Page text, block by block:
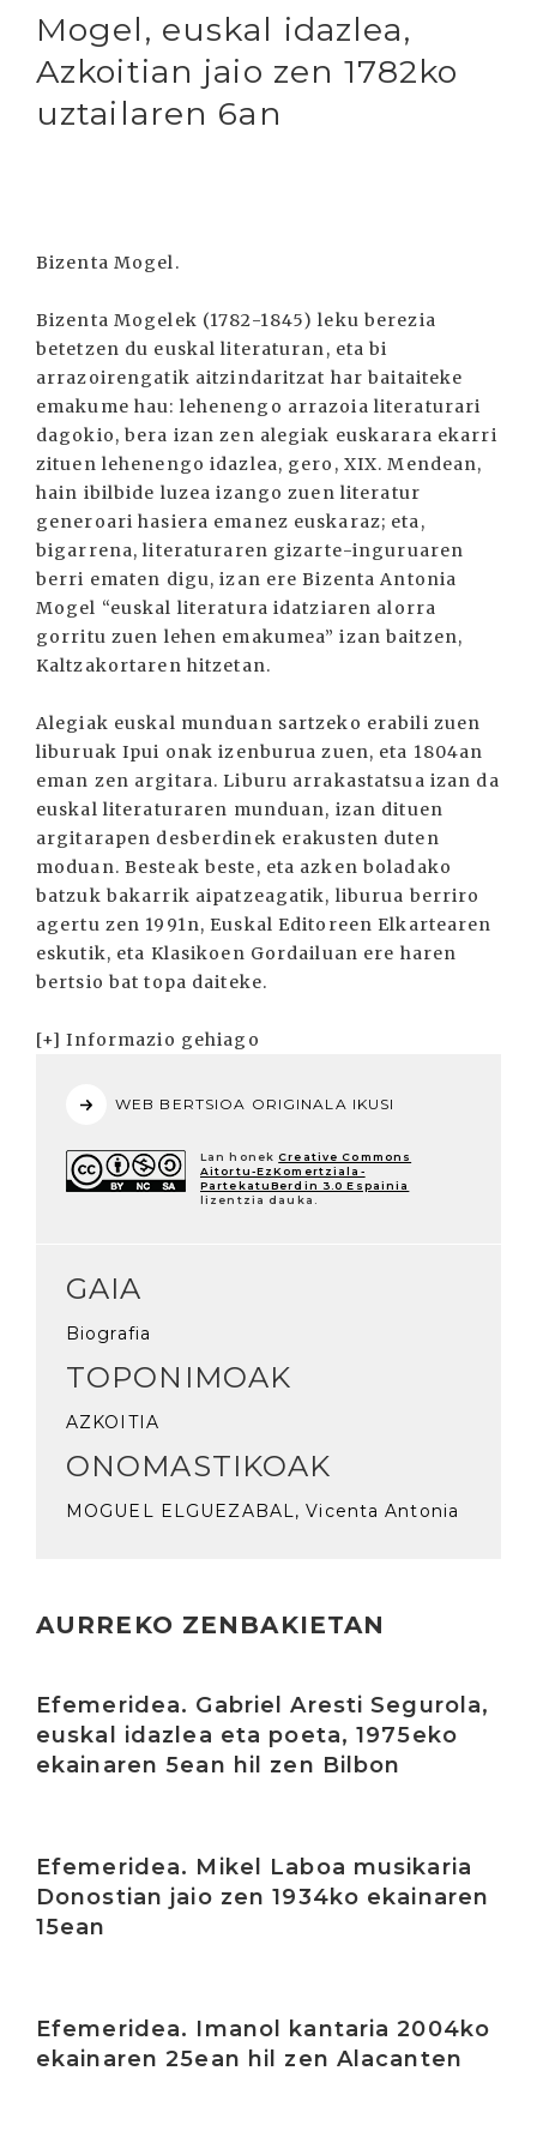
Mogel, euskal idazlea,
Azkoitian jaio zen 1782ko
uztailaren 6an
Bizenta Mogel.
Bizenta Mogelek (1782-1845) leku berezia
betetzen du euskal literaturan, eta bi
arrazoirengatik aitzindaritzat har baitaiteke
emakume hau: lehenengo arrazoia literaturari
dagokio, bera izan zen alegiak euskarara ekarri
zituen lehenengo idazlea, gero, XIX. Mendean,
hain ibilbide luzea izango zuen literatur
generoari hasiera emanez euskaraz; eta,
bigarrena, literaturaren gizarte-inguruaren
berri ematen digu, izan ere Bizenta Antonia
Mogel “euskal literatura idatziaren alorra
gorritu zuen lehen emakumea” izan baitzen,
Kaltzakortaren hitzetan.
Alegiak euskal munduan sartzeko erabili zuen
liburuak Ipui onak izenburua zuen, eta 1804an
eman zen argitara. Liburu arrakastatsua izan da
euskal literaturaren munduan, izan dituen
argitarapen desberdinek erakusten duten
moduan. Besteak beste, eta azken boladako
batzuk bakarrik aipatzeagatik, liburua berriro
agertu zen 1991n, Euskal Editoreen Elkartearen
eskutik, eta Klasikoen Gordailuan ere haren
bertsio bat topa daiteke.
[+] Informazio gehiago
WEB BERTSIOA ORIGINALA IKUSI
Lan honek Creative Commons
Aitortu-EzKomertziala-
PartekatuBerdin 3.0 Espainia
lizentzia dauka.
GAIA
Biografia
TOPONIMOAK
AZKOITIA
ONOMASTIKOAK
MOGUEL ELGUEZABAL, Vicenta Antonia
AURREKO ZENBAKIETAN
Efemeridea. Gabriel Aresti Segurola,
euskal idazlea eta poeta, 1975eko
ekainaren 5ean hil zen Bilbon
Efemeridea. Mikel Laboa musikaria
Donostian jaio zen 1934ko ekainaren
15ean
Efemeridea. Imanol kantaria 2004ko
ekainaren 25ean hil zen Alacanten